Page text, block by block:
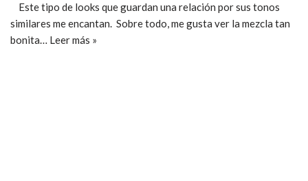
Este tipo de looks que guardan una relación por sus tonos
similares me encantan. Sobre todo, me gusta ver la mezcla tan
bonita… Leer más »